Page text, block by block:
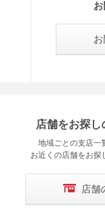
店舗をお探し
地域ごとの支店一
お近くの店舗をお探
店舗